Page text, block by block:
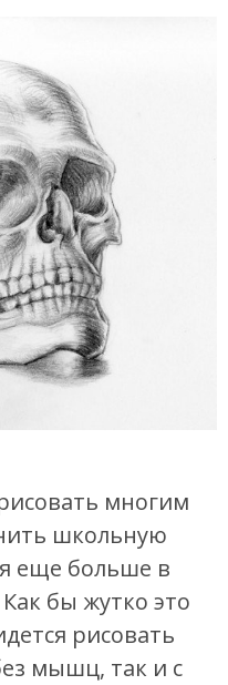
многим
школьную
еще больше в
бы жутко это
рисовать
мышц, так и с